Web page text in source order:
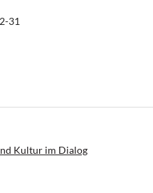
31
Kultur im Dialog